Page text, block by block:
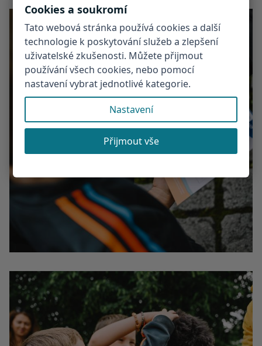
Cookies a soukromí
Tato webová stránka používá cookies a další
technologie k poskytování služeb a zlepšení
uživatelské zkušenosti. Můžete přijmout
používání všech cookies, nebo pomocí
nastavení vybrat jednotlivé kategorie.
Nastavení
Přijmout vše